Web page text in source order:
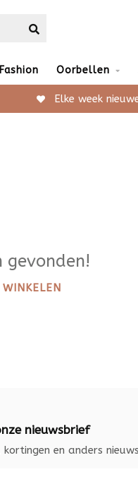
Fashion Oorbellen
Elke week
gevonden!
nieuwsbrief
en anders